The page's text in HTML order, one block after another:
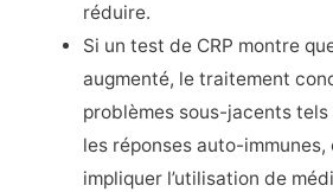
réduire.
Si un test de CRP montre
augmenté, le traitement
problèmes sous-jacents
les réponses auto-immunes,
impliquer l’utilisation de